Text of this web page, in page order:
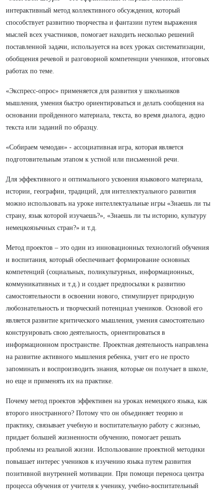
интерактивный метод коллективного обсуждения, который
способствует развитию творчества и фантазии путем выражения
мыслей всех участников, помогает находить несколько решений
поставленной задачи, используется на всех уроках систематизации,
обобщения речевой и разговорной компетенции учеников, итоговых
работах по теме.
«Экспресс-опрос» применяется для развития у школьников
мышления, умения быстро ориентироваться и делать сообщения на
основании пройденного материала, текста, во время диалога, аудио
текста или заданий по образцу.
«Собираем чемодан» - ассоциативная игра, которая является
подготовительным этапом к устной или письменной речи.
Для эффективного и оптимального усвоения языкового материала,
истории, географии, традиций, для интеллектуального развития
можно использовать на уроке интеллектуальные игры «Знаешь ли ты
страну, язык которой изучаешь?», «Знаешь ли ты историю, культуру
немецкоязычных стран?» и т.д.
Метод проектов – это один из инновационных технологий обучения
и воспитания, который обеспечивает формирование основных
компетенций (социальных, поликультурных, информационных,
коммуникативных и т.д.) и создает предпосылки к развитию
самостоятельности в освоении нового, стимулирует природную
любознательность и творческий потенциал учеников. Основой его
является развитие критического мышления, умения самостоятельно
конструировать свою деятельность, ориентироваться в
информационном пространстве. Проектная деятельность направлена
на развитие активного мышления ребенка, учит его не просто
запоминать и воспроизводить знания, которые он получает в школе,
но еще и применять их на практике.
Почему метод проектов эффективен на уроках немецкого языка, как
второго иностранного? Потому что он объединяет теорию и
практику, связывает учебную и воспитательную работу с жизнью,
придает большей жизненности обучению, помогает решать
проблемы из реальной жизни. Использование проектной методики
повышает интерес учеников к изучению языка путем развития
позитивной внутренней мотивации. При помощи переноса центра
процесса обучения от учителя к ученику, учебно-воспитательный